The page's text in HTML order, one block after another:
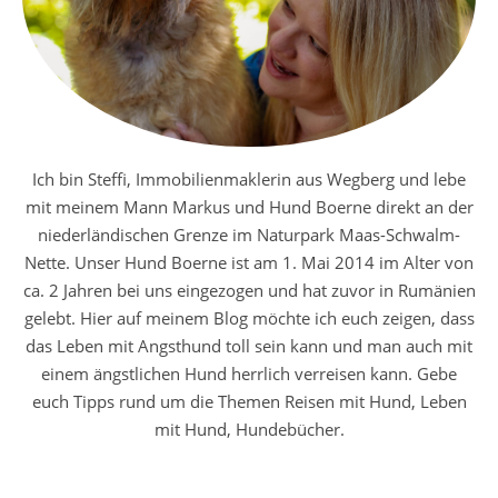
Ich bin Steffi, Immobilienmaklerin aus Wegberg und lebe
mit meinem Mann Markus und Hund Boerne direkt an der
niederländischen Grenze im Naturpark Maas-Schwalm-
Nette. Unser Hund Boerne ist am 1. Mai 2014 im Alter von
ca. 2 Jahren bei uns eingezogen und hat zuvor in Rumänien
gelebt. Hier auf meinem Blog möchte ich euch zeigen, dass
das Leben mit Angsthund toll sein kann und man auch mit
einem ängstlichen Hund herrlich verreisen kann. Gebe
euch Tipps rund um die Themen Reisen mit Hund, Leben
mit Hund, Hundebücher.